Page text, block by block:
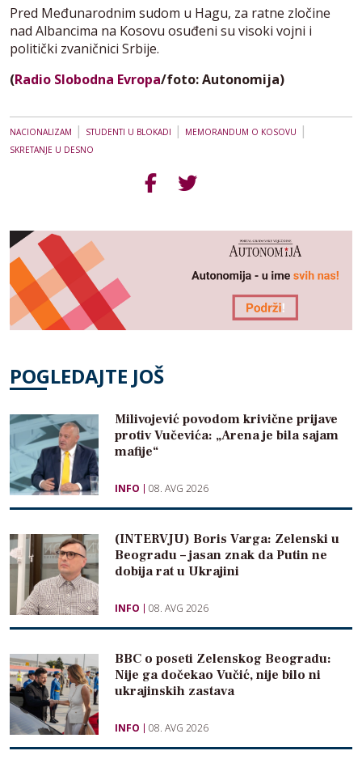
Pred Međunarodnim sudom u Hagu, za ratne zločine
nad Albancima na Kosovu osuđeni su visoki vojni i
politički zvaničnici Srbije.
(Radio Slobodna Evropa/foto: Autonomija)
NACIONALIZAM | STUDENTI U BLOKADI | MEMORANDUM O KOSOVU |
SKRETANJE U DESNO
POGLEDAJTE JOŠ
Milivojević povodom krivične prijave
protiv Vučevića: „Arena je bila sajam
mafije“
INFO 08. AVG 2026
(INTERVJU) Boris Varga: Zelenski u
Beogradu – jasan znak da Putin ne
dobija rat u Ukrajini
INFO 08. AVG 2026
BBC o poseti Zelenskog Beogradu:
Nije ga dočekao Vučić, nije bilo ni
ukrajinskih zastava
INFO 08. AVG 2026